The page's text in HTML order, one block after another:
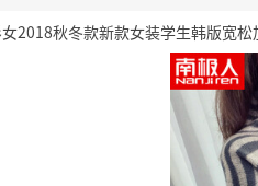
2018秋冬款新款女装学生韩版宽